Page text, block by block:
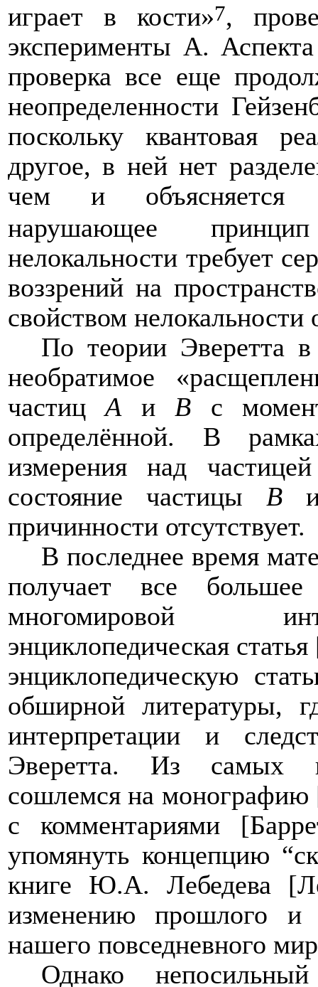
играет в кости»7,
эксперименты А.
проверка все еще
неопределенности
поскольку квантовая
другое, в ней нет
чем и объясняется
нарушающее
нелокальности требует
воззрений на
свойством нелокальности
По теории Эверетта
необратимое
частиц
A и B
с
определённой. В
измерения над частицей
состояние частицы
Bи
причинности отсутствует.
В последнее время
получает все
многомировой
энциклопедическая
энциклопедическую
обширной литературы,
интерпретации и
Эверетта. Из самых
сошлемся на монографию
c комментариями
упомянуть концепцию
книге Ю.А. Лебедева
изменению прошлого и
нашего повседневного
Однако